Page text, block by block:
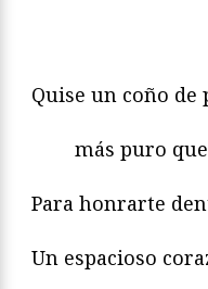
Quise un coño de
más puro
Para honrarte
Un espacioso